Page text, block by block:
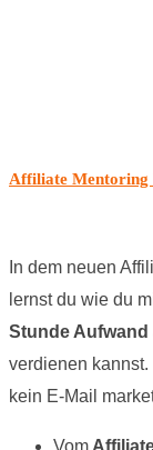
Affiliate Mentoring
In dem neuen
lernst du wie du
Stunde Aufwand
verdienen
kein E-Mail